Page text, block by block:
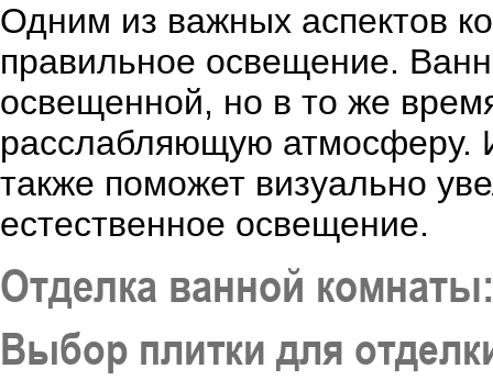
Одним из важных аспектов
правильное освещение.
освещенной, но в то же
расслабляющую атмосферу.
также поможет визуально
естественное освещение.
Отделка ванной
Выбор плитки для